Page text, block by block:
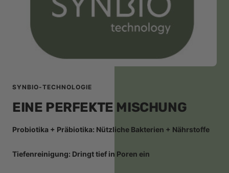
SYNBIO-TECHNOLOGIE
EINE PERFEKTE MISCHUNG
Probiotika + Präbiotika: Nützliche Bakterien + Nährstoffe
Tiefenreinigung: Dringt tief in Poren ein